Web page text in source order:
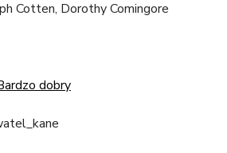
Cotten, Dorothy Comingore
dobry